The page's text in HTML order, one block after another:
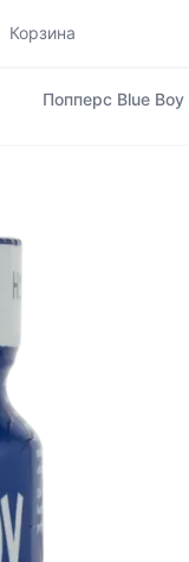
Корзина
Попперс Blue